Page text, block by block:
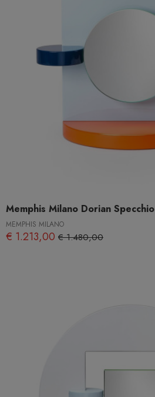
Memphis Milano Dorian Specchio
MEMPHIS MILANO
€ 1.213,00 € 1.480,00